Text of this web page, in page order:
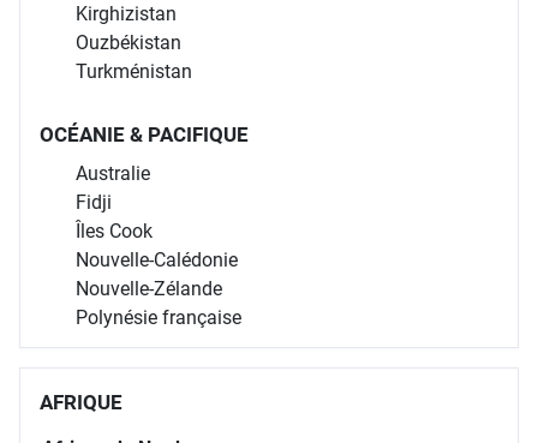
Kirghizistan
Ouzbékistan
Turkménistan
OCÉANIE & PACIFIQUE
Australie
Fidji
Îles Cook
Nouvelle-Calédonie
Nouvelle-Zélande
Polynésie française
AFRIQUE